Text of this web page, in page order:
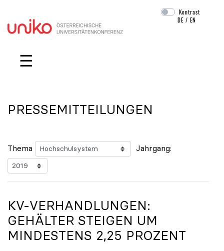
Navigation überspringen
Kontrast
DE /EN
☰
PRESSEMITTEILUNGEN
Thema Jahrgang:
KV-VERHANDLUNGEN:
GEHÄLTER STEIGEN UM
MINDESTENS 2,25 PROZENT